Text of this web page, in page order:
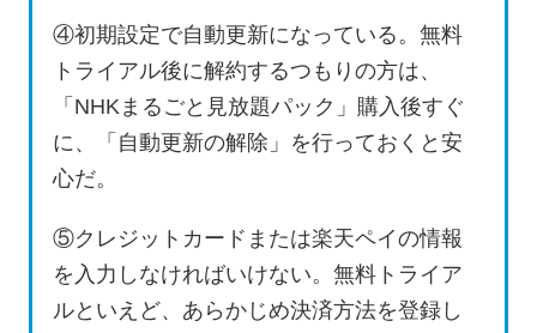
④初期設定で自動更新になっている。無料
トライアル後に解約するつもりの方は、
「NHKまるごと見放題パック」購入後すぐ
に、「自動更新の解除」を行っておくと安
心だ。
⑤クレジットカードまたは楽天ペイの情報
を入力しなければいけない。無料トライア
ルといえど、あらかじめ決済方法を登録し